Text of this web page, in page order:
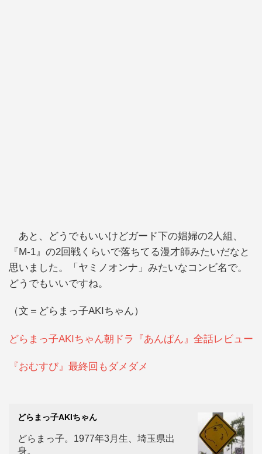
あと、どうでもいいけどガード下の娼婦の2人組、
『M-1』の2回戦くらいで落ちてる漫才師みたいだなと
思いました。「ヤミノオンナ」みたいなコンビ名で。
どうでもいいですね。
（文＝どらまっ子AKIちゃん）
どらまっ子AKIちゃん朝ドラ『あんぱん』全話レビュー
『おむすび』最終回もダメダメ
どらまっ子AKIちゃん
どらまっ子。1977年3月生、埼玉県出
身。